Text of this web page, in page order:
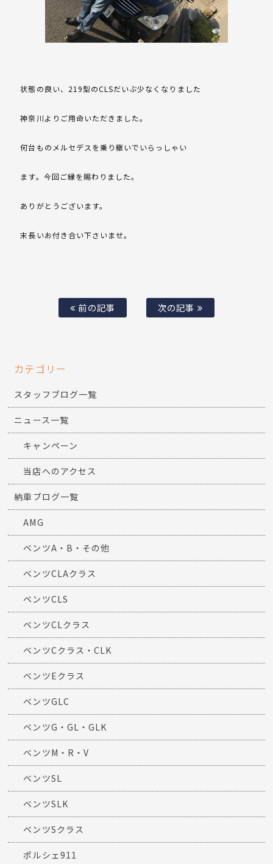
状態の良い、219型のCLSだいぶ少なくなりました
神奈川よりご用命いただきました。
何台ものメルセデスを乗り継いでいらっしゃい
ます。今回ご縁を賜わりました。
ありがとうございます。
末長いお付き合い下さいませ。
前の記事 次の記事
カテゴリー
スタッフブログ一覧
ニュース一覧
キャンペーン
当店へのアクセス
納車ブログ一覧
AMG
ベンツA・B・その他
ベンツCLAクラス
ベンツCLS
ベンツCLクラス
ベンツCクラス・CLK
ベンツEクラス
ベンツGLC
ベンツG・GL・GLK
ベンツM・R・V
ベンツSL
ベンツSLK
ベンツSクラス
ポルシェ911